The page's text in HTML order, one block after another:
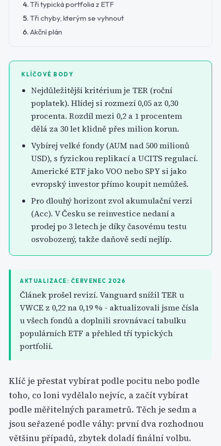
Tři typická portfolia z ETF
Tři chyby, kterým se vyhnout
Akční plán
KLÍČOVÉ BODY
Nejdůležitější kritérium je TER (roční
poplatek). Hlídej si rozmezí 0,05 az 0,30
procenta. Rozdíl mezi 0,2 a 1 procentem
dělá za 30 let klidně přes milion korun.
Vybírej velké fondy (AUM nad 500 milionů
USD), s fyzickou replikací a UCITS regulací.
Americké ETF jako VOO nebo SPY si jako
evropský investor přímo koupit nemůžeš.
Pro dlouhý horizont zvol akumulační verzi
(Acc). V Česku se reinvestice nedaní a
prodej po 3 letech je díky časovému testu
osvobozený, takže daňově sedí nejlíp.
AKTUALIZACE: ČERVENEC 2026
Článek prošel revizí. Vanguard snížil TER u
VWCE z 0,22 na 0,19 % - aktualizovali jsme čísla
u všech fondů a doplnili srovnávací tabulku
populárních ETF a přehled tří typických
portfolií.
Klíč je přestat vybírat podle pocitu nebo podle
toho, co loni vydělalo nejvíc, a začít vybírat
podle měřitelných parametrů. Těch je sedm a
jsou seřazené podle váhy: první dva rozhodnou
většinu případů, zbytek doladí finální volbu.